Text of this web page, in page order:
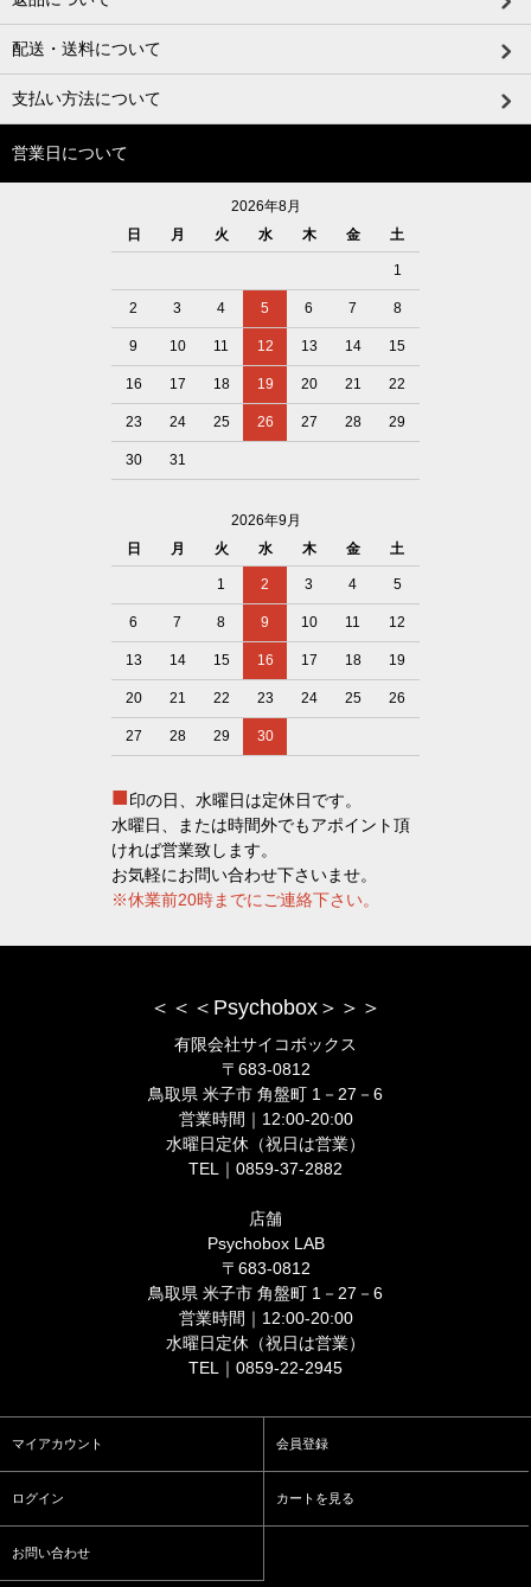
配送・送料について
支払い方法について
営業日について
2026年8月
日
月 火 水 木 金 土
1
2 3 4 5 6 7 8
9 10 11 12 13 14 15
16 17 18 19 20 21 22
23 24 25 26 27 28 29
30 31
2026年9月
日
月 火 水 木 金 土
1 2 3 4 5
6 7 8 9 10 11 12
13 14 15 16 17 18 19
20 21 22 23 24 25 26
27 28 29 30
■印の日、水曜日は定休日です。
水曜日、または時間外でもアポイント頂
ければ営業致します。
お気軽にお問い合わせ下さいませ。
※休業前20時までにご連絡下さい。
＜＜＜Psychobox＞＞＞
有限会社サイコボックス
〒683-0812
鳥取県 米子市 角盤町 1－27－6
営業時間｜12:00-20:00
水曜日定休（祝日は営業）
TEL｜0859-37-2882
店舗
Psychobox LAB
〒683-0812
鳥取県 米子市 角盤町 1－27－6
営業時間｜12:00-20:00
水曜日定休（祝日は営業）
TEL｜0859-22-2945
マイアカウント 会員登録
ログイン カートを見る
お問い合わせ